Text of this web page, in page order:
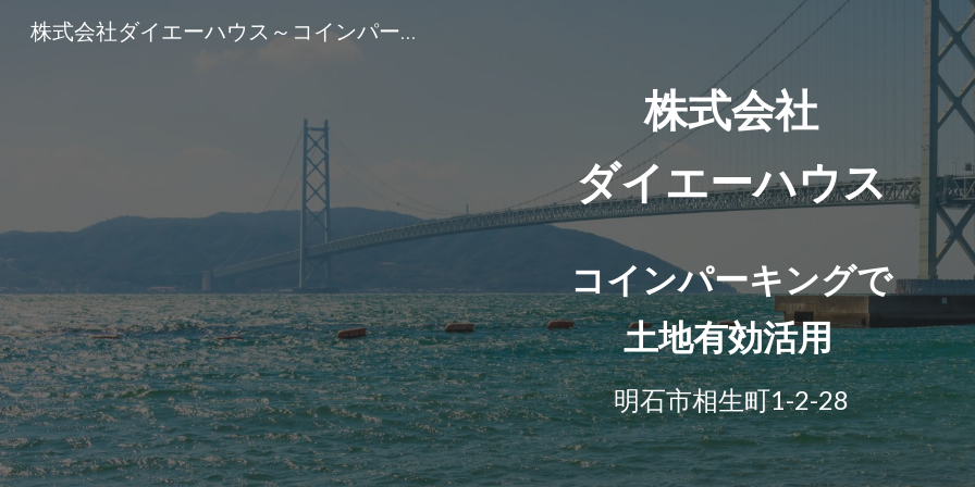
Skip to
株式会社ダイエーハウス～コインパーキングで土地を有効活用しませんか？
株式会社
ダイエーハウス
コインパーキングで
土地有効活用
明石市相生町1-2-28